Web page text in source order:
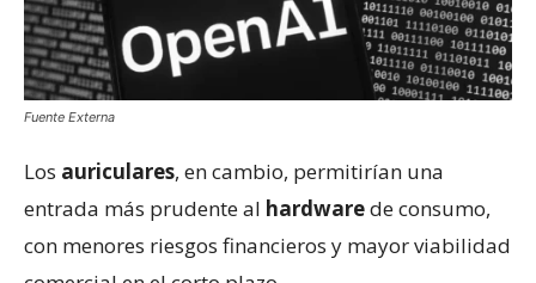
Fuente Externa
Los auriculares, en cambio, permitirían una
entrada más prudente al hardwarede consumo,
con menores riesgos financieros y mayor viabilidad